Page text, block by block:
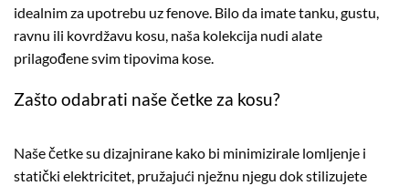
idealnim za upotrebu uz fenove. Bilo da imate tanku, gustu,
ravnu ili kovrdžavu kosu, naša kolekcija nudi alate
prilagođene svim tipovima kose.
Zašto odabrati naše četke za kosu?
Naše četke su dizajnirane kako bi minimizirale lomljenje i
statički elektricitet, pružajući nježnu njegu dok stilizujete